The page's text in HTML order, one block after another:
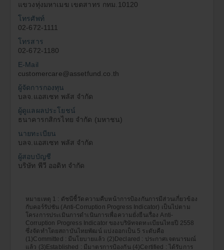
แขวงทุ่งมหาเมฆ เขตสาทร กทม.10120
โทรศัพท์
02-672-1111
โทรสาร
02-672-1180
E-Mail
customercare@assetfund.co.th
ผู้จัดการกองทุน
บลจ.แอสเซท พลัส จำกัด
ผู้ดูแลผลประโยชน์
ธนาคารกสิกรไทย จำกัด (มหาชน)
นายทะเบียน
บลจ.แอสเซท พลัส จำกัด
ผู้สอบบัญชี
บริษัท พีวี ออดิท จำกัด
หมายเหตุ 1 : ดัชนีชี้วัดความคืบหน้าการป้องกันการมีส่วนเกี่ยวข้อง
กับคอร์รัปชัน (Anti-Corruption Progress Indicator) เป็นไปตาม
โครงการประเมินการดำเนินการเพื่อความยั่งยืนเรื่อง Anti-
Corruption Progress Indicator ของบริษัทจดทะเบียนไทยปี 2558
ซึ่งจัดทำโดยสถาบันไทยพัฒน์ แบ่งออกเป็น 5 ระดับคือ
(1)Committed : มีนโยบายแล้ว (2)Declared : ประกาศเจตนารมณ์
แล้ว (3)Established : มีมาตรการป้องกัน (4)Certified : ได้รับการ